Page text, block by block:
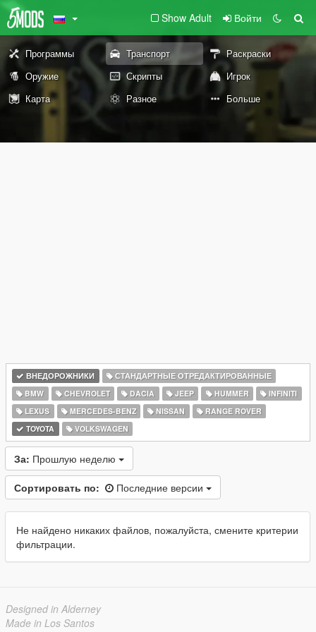
Show Adult Войти
Программы Транспорт
Раскраски
Оружие
Скрипты
Игрок
Карта
Разное Больше
ВНЕДОРОЖНИКИ
СТАНДАРТНЫЕ ОТРЕДАКТИРОВАННЫЕ
BMW
CHEVROLET DACIA JEEP HUMMER
INFINITI
LEXUS
MERCEDES-BENZ NISSAN
RANGE ROVER
TOYOTA
VOLKSWAGEN
За: Прошлую неделю
Сортировать по: Последние версии
Не найдено никаких файлов, пожалуйста, смените критерии
фильтрации.
Designed in Alderney
Made in Los Santos